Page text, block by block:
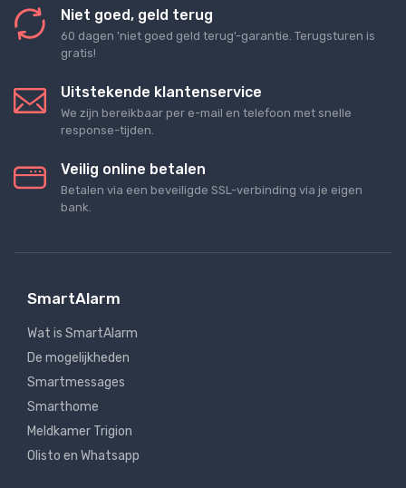
Niet goed, geld terug
60 dagen 'niet goed geld terug'-garantie. Terugsturen is
gratis!
Uitstekende klantenservice
We zijn bereikbaar per e-mail en telefoon met snelle
response-tijden.
Veilig online betalen
Betalen via een beveiligde SSL-verbinding via je eigen
bank.
SmartAlarm
Wat is SmartAlarm
De mogelijkheden
Smartmessages
Smarthome
Meldkamer Trigion
Olisto en Whatsapp